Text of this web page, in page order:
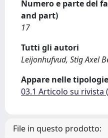
Numero e parte del
and part)
17
Tutti gli autori
Leijonhufvud, Stig Axel
Appare nelle
03.1 Articolo su rivista
File in questo prodotto: